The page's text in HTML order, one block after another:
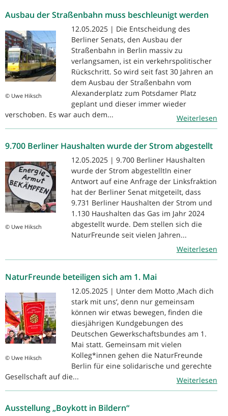
Ausbau der Straßenbahn muss beschleunigt werden
© Uwe Hiksch
12.05.2025 | Die Entscheidung des
Berliner Senats, den Ausbau der
Straßenbahn in Berlin massiv zu
verlangsamen, ist ein verkehrspolitischer
Rückschritt. So wird seit fast 30 Jahren an
dem Ausbau der Straßenbahn vom
Alexanderplatz zum Potsdamer Platz
geplant und dieser immer wieder
verschoben. Es war auch dem...
Weiterlesen
9.700 Berliner Haushalten wurde der Strom abgestellt
© Uwe Hiksch
12.05.2025 | 9.700 Berliner Haushalten
wurde der Strom abgestelltIn einer
Antwort auf eine Anfrage der Linksfraktion
hat der Berliner Senat mitgeteilt, dass
9.731 Berliner Haushalten der Strom und
1.130 Haushalten das Gas im Jahr 2024
abgestellt wurde. Dem stellen sich die
NaturFreunde seit vielen Jahren...
Weiterlesen
NaturFreunde beteiligen sich am 1. Mai
© Uwe Hiksch
12.05.2025 | Unter dem Motto ‚Mach dich
stark mit uns‘, denn nur gemeinsam
können wir etwas bewegen, finden die
diesjährigen Kundgebungen des
Deutschen Gewerkschaftsbundes am 1.
Mai statt. Gemeinsam mit vielen
Kolleg*innen gehen die NaturFreunde
Berlin für eine solidarische und gerechte
Gesellschaft auf die...
Weiterlesen
Ausstellung „Boykott in Bildern“